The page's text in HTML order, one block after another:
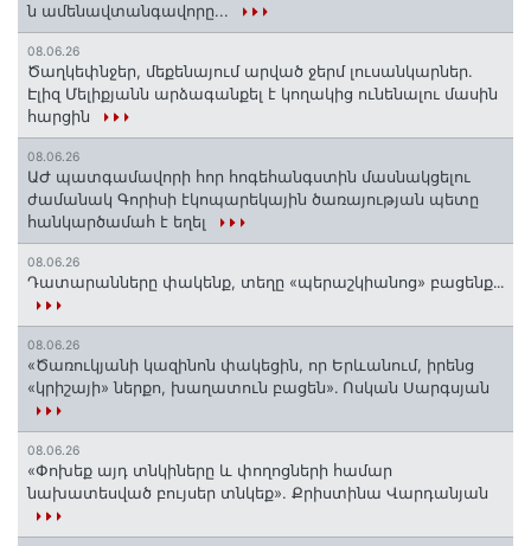
ն ամենավտանգավորը...
08.06.26
Ծաղկեփնջեր, մեքենայում արված ջերմ լուսանկարներ.
Էլիզ Մելիքյանն արձագանքել է կողակից ունենալու մասին
հարցին
08.06.26
ԱԺ պատգամավորի հոր հոգեհանգստին մասնակցելու
ժամանակ Գորիսի էկոպարեկային ծառայության պետը
հանկարծամահ է եղել
08.06.26
Դատարանները փակենք, տեղը «պերաշկիանոց» բացենք․․․
08.06.26
«Ծառուկյանի կազինոն փակեցին, որ Երևանում, իրենց
«կրիշայի» ներքո, խաղատուն բացեն»․ Ոսկան Սարգսյան
08.06.26
«Փոխեք այդ տնկիները և փողոցների համար
նախատեսված բույսեր տնկեք». Քրիստինա Վարդանյան